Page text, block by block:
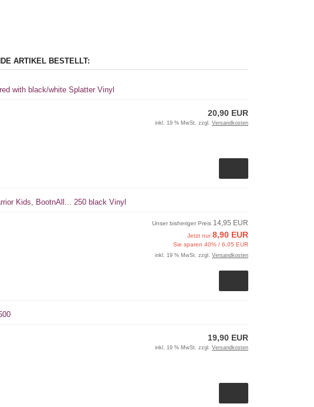
ARTIKEL BESTELLT:
with black/white Splatter Vinyl
20,90 EUR
inkl. 19 % MwSt. zzgl. Versandkosten
Kids, BootnAll... 250 black Vinyl
Unser bisheriger Preis 14,95 EUR
Jetzt nur8,90 EUR
Sie sparen 40% / 6,05 EUR
inkl. 19 % MwSt. zzgl. Versandkosten
19,90 EUR
inkl. 19 % MwSt. zzgl. Versandkosten